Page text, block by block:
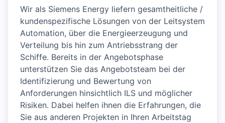
Wir als Siemens Energy liefern gesamtheitliche /
kundenspezifische Lösungen von der Leitsystem
Automation, über die Energieerzeugung und
Verteilung bis hin zum Antriebsstrang der
Schiffe. Bereits in der Angebotsphase
unterstützen Sie das Angebotsteam bei der
Identifizierung und Bewertung von
Anforderungen hinsichtlich ILS und möglicher
Risiken. Dabei helfen ihnen die Erfahrungen, die
Sie aus anderen Projekten in Ihren Arbeitstag